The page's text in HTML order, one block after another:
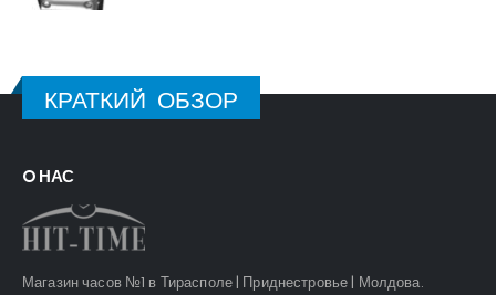
КРАТКИЙ ОБЗОР
O НАС
Магазин часов №1 в Тирасполе | Приднестровье | Молдова.